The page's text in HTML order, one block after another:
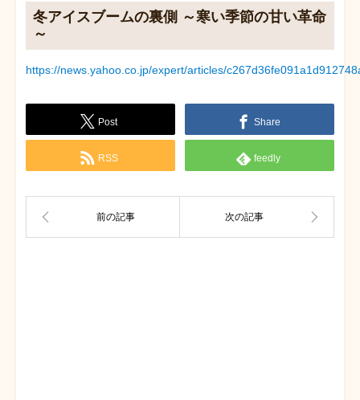
冬アイスブームの裏側 ～寒い季節の甘い革命
～
https://news.yahoo.co.jp/expert/articles/
Post Share
RSS feedly